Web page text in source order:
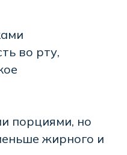
во рту,
порциями, но
жирного и